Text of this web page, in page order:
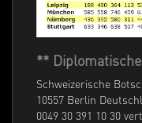
**
Schweizerische
10557 Berlin
0049 30 391 10 30